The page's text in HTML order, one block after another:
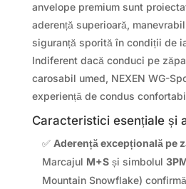
anvelope premium sunt
aderență superioară,
siguranță sporită în condiții de
Indiferent dacă conduci pe
carosabil umed, NEXEN WG-
experiență de condus
Caracteristici esențiale și
✅ Aderență excepțională pe
Marcajul M+Sși simbolul
Mountain Snowflake)